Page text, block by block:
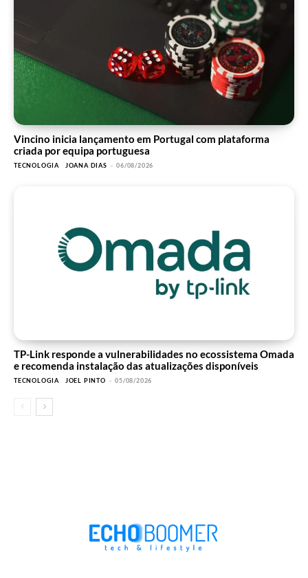
Vincino inicia lançamento em Portugal com plataforma
criada por equipa portuguesa
TECNOLOGIA JOANA DIAS - 06/08/2026
TP-Link responde a vulnerabilidades no ecossistema Omada
e recomenda instalação das atualizações disponíveis
TECNOLOGIA JOEL PINTO - 05/08/2026